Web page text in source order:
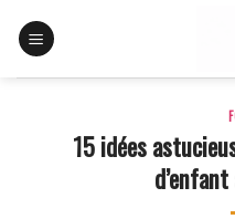
15 idées